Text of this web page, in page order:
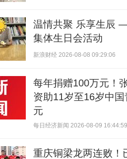
温情共聚 乐享生辰
集体生日会活动
新浪财经 2026-08-08 09:29:06
每年捐赠100万元！
资助11岁至16岁中
元
每日经济新闻 2026-08-09 16:44:59
重庆铜梁龙两连败！